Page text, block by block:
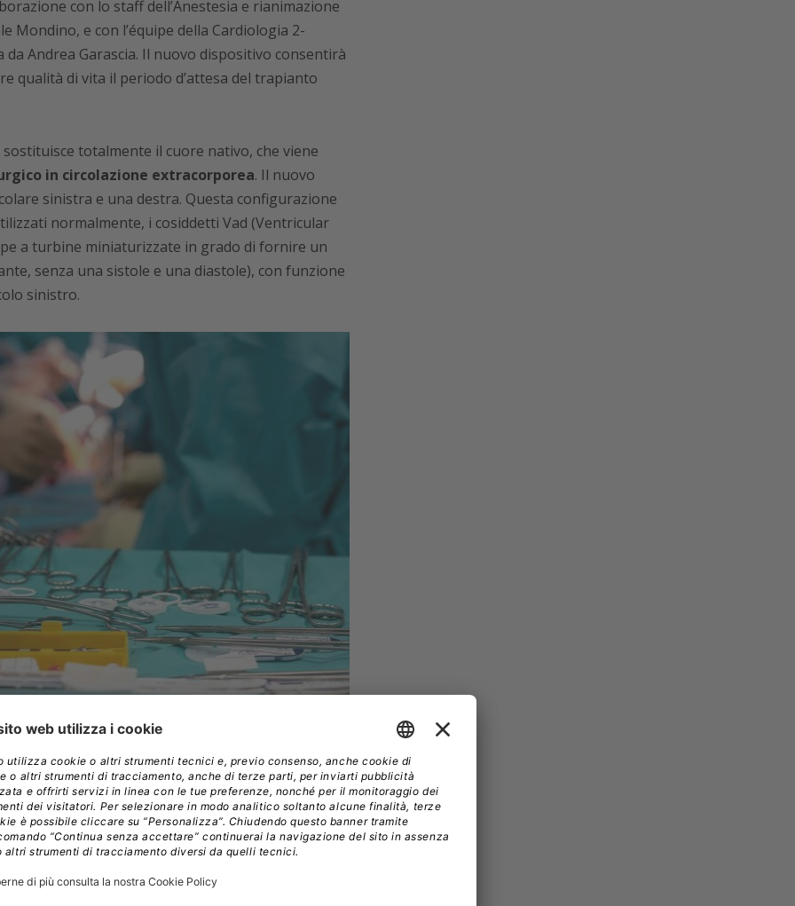
con lo staff dell’Anestesia e rianimazione
Mondino, e con l’équipe della Cardiologia 2-
Andrea Garascia. Il nuovo dispositivo consentirà
qualità di vita il periodo d’attesa del trapianto
totalmente il cuore nativo, che viene
in circolazione extracorporea. Il nuovo
sinistra e una destra. Questa configurazione
normalmente, i cosiddetti Vad (Ventricular
a turbine miniaturizzate in grado di fornire un
senza una sistole e una diastole), con funzione
sinistro.
biologiche per evitare
il cuore artificiale impiantato a Niguarda è in